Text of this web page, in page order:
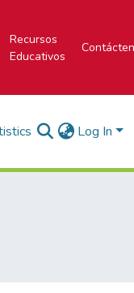
Recursos
Educativos
Log In